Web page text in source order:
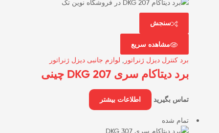
سنجش
مشاهده سریع
برد کنترل دیزل ژنراتور لوازم جانبی دیزل ژنراتور
برد دیتاکام سری DKG 207 چینی
تماس بگیرید اطلاعات بیشتر
تمام شده